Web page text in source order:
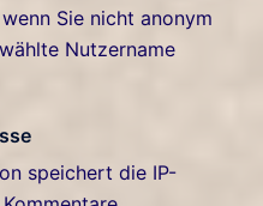
Sie nicht anonym
Nutzername
speichert die IP-